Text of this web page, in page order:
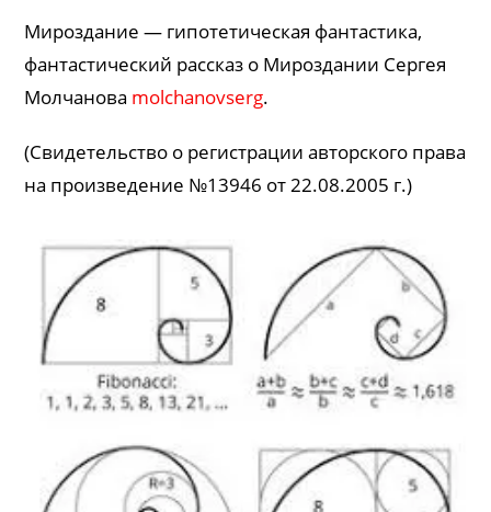
Мироздание — гипотетическая фантастика,
фантастический рассказ о Мироздании Сергея
Молчанова molchanovserg.
(Свидетельство о регистрации авторского права
на произведение №13946 от 22.08.2005 г.)